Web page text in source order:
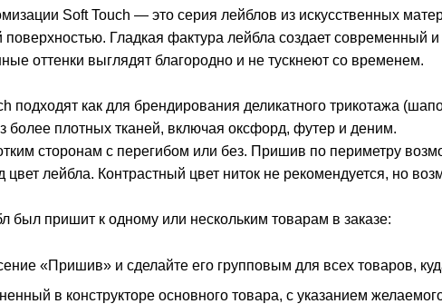
Soft Touch — это серия лейблов из искусственных
поверхностью. Гладкая фактура лейбла создает современный
оттенки выглядят благородно и не тускнеют со временем.
подходят как для брендирования деликатного трикотажа
более плотных тканей, включая оксфорд, футер и деним.
сторонам с перегибом или без. Пришив по периметру
цвет лейбла. Контрастный цвет ниток не рекомендуется, но
был пришит к одному или нескольким товарам в заказе:
«Пришив» и сделайте его групповым для всех товаров,
в конструкторе основного товара, с указанием